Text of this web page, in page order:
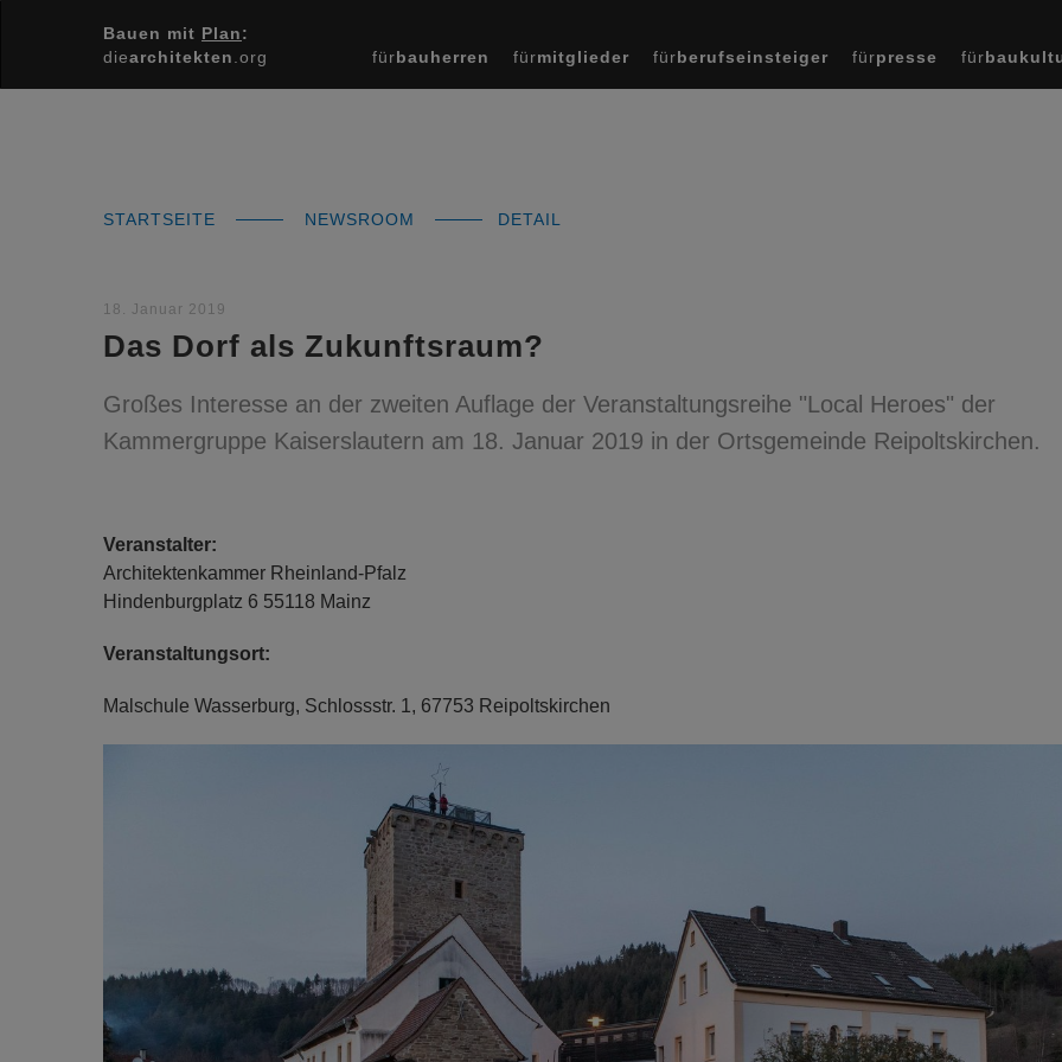
Bauen mit Plan:
diearchitekten .org fürbauherren fürmitglieder fürberufseinsteiger fürpresse für
STARTSEITE NEWSROOM DETAIL
18. Januar 2019
Das Dorf als Zukunftsraum?
Großes Interesse an der zweiten Auflage der Veranstaltungsreihe "Local Heroes" der
Kammergruppe Kaiserslautern am 18. Januar 2019 in der Ortsgemeinde Reipoltskirchen.
Veranstalter:
Architektenkammer Rheinland-Pfalz
Hindenburgplatz 6 55118 Mainz
Veranstaltungsort:
Malschule Wasserburg, Schlossstr. 1, 67753 Reipoltskirchen